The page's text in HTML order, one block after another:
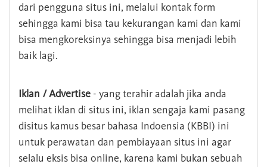
dari pengguna situs ini, melalui kontak form
sehingga kami bisa tau kekurangan kami dan kami
bisa mengkoreksinya sehingga bisa menjadi lebih
baik lagi.
Iklan / Advertise - yang terahir adalah jika anda
melihat iklan di situs ini, iklan sengaja kami pasang
disitus kamus besar bahasa Indoensia (KBBI) ini
untuk perawatan dan pembiayaan situs ini agar
selalu eksis bisa online, karena kami bukan sebuah